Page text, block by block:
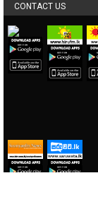
CONTACT US